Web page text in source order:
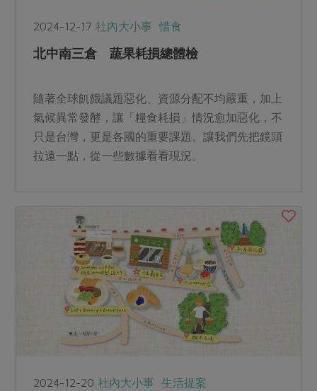
2024-12-17社內大小事 惜食
北中南三倉 蔬果耗損總體檢
隨著全球飢餓議題惡化、資源分配不均嚴重，加上
氣候異常發酵，讓「糧食耗損」情況愈加惡化，不
只是台灣，更是各國的重要課題。讓我們先把鏡頭
拉遠一點，從一些數據看看現況。
2024-12-20社內大小事 生活提案